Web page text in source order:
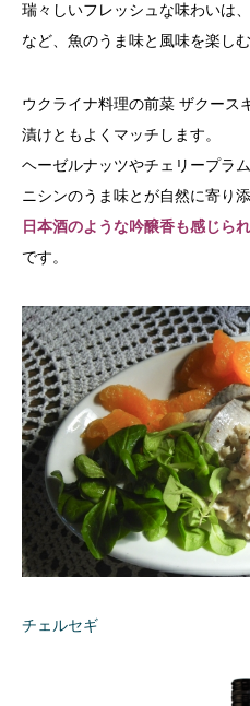
瑞々しいフレッシュな味わいは
など、魚のうま味と風味を楽し
ウクライナ料理の前菜 ザクース
漬けともよくマッチします。
ヘーゼルナッツやチェリープラ
ニシンのうま味とが自然に寄り
日本酒のような吟醸香も感じら
です。
チェルセギ